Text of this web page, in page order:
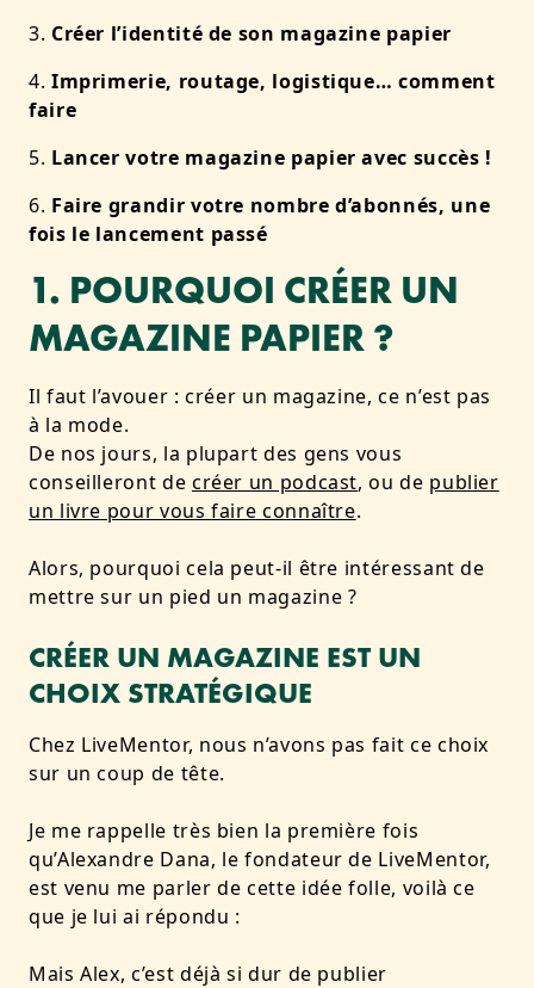
Créer l’identité de son magazine papier
Imprimerie, routage, logistique… comment
faire
Lancer votre magazine papier avec succès !
Faire grandir votre nombre d’abonnés, une
fois le lancement passé
1. POURQUOI CRÉER UN
MAGAZINE PAPIER ?
Il faut l’avouer : créer un magazine, ce n’est pas
à la mode.
De nos jours, la plupart des gens vous
conseilleront de créer un podcast, ou de publier
un livre pour vous faire connaître.
Alors, pourquoi cela peut-il être intéressant de
mettre sur un pied un magazine ?
CRÉER UN MAGAZINE EST UN
CHOIX STRATÉGIQUE
Chez LiveMentor, nous n’avons pas fait ce choix
sur un coup de tête.
Je me rappelle très bien la première fois
qu’Alexandre Dana, le fondateur de LiveMentor,
est venu me parler de cette idée folle, voilà ce
que je lui ai répondu :
Mais Alex, c’est déjà si dur de publier